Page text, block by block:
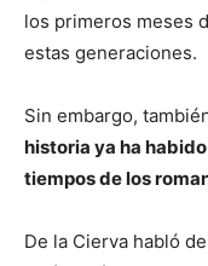
los primeros meses
estas generaciones.
Sin embargo,
historia ya ha
tiempos de los
De la Cierva habló